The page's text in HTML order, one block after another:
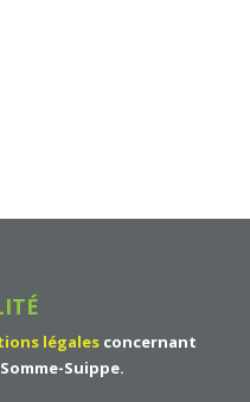
légales concernant
Suippe.